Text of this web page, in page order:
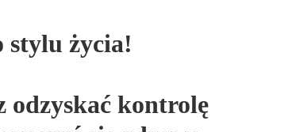
stylu życia!
odzyskać kontrolę